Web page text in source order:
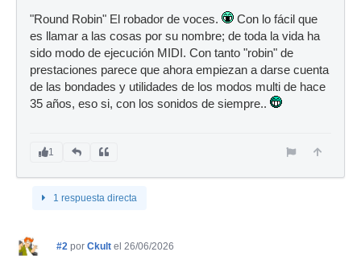
"Round Robin" El robador de voces.
Con lo fácil que
es llamar a las cosas por su nombre; de toda la vida ha
sido modo de ejecución MIDI. Con tanto "robin" de
prestaciones parece que ahora empiezan a darse cuenta
de las bondades y utilidades de los modos multi de hace
35 años, eso si, con los sonidos de siempre..
1
1 respuesta directa
#2 por Ckult el 26/06/2026